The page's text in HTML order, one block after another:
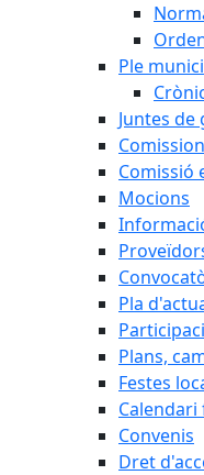
Ple
Juntes de
Comissió
Mocions
Pla
Plans,
Festes
Calendari
Convenis
Dret